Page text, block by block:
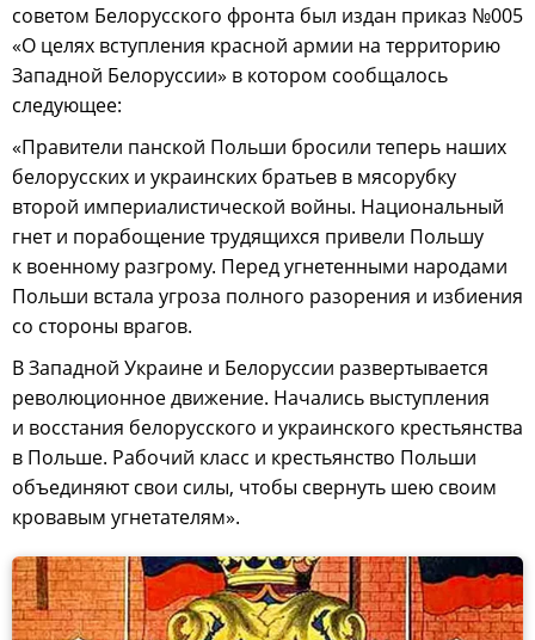
советом Белорусского фронта был издан приказ №005
«О целях вступления красной армии на территорию
Западной Белоруссии» в котором сообщалось
следующее:
«Правители панской Польши бросили теперь наших
белорусских и украинских братьев в мясорубку
второй империалистической войны. Национальный
гнет и порабощение трудящихся привели Польшу
к военному разгрому. Перед угнетенными народами
Польши встала угроза полного разорения и избиения
со стороны врагов.
В Западной Украине и Белоруссии развертывается
революционное движение. Начались выступления
и восстания белорусского и украинского крестьянства
в Польше. Рабочий класс и крестьянство Польши
объединяют свои силы, чтобы свернуть шею своим
кровавым угнетателям».